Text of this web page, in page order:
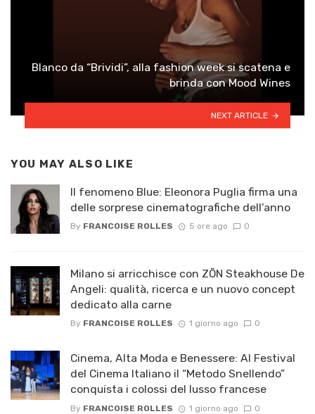
Blanco da “Brividi”, alla fashion week si scatena e
brinda con Mood Wines
NEXT ARTICLE
YOU MAY ALSO LIKE
Il fenomeno Blue: Eleonora Puglia firma una
delle sorprese cinematografiche dell’anno
By FRANCOISE ROLLES 5 ore ago 0
Milano si arricchisce con ZŌN Steakhouse De
Angeli: qualità, ricerca e un nuovo concept
dedicato alla carne
By FRANCOISE ROLLES 1 giorno ago 0
Cinema, Alta Moda e Benessere: Al Festival
del Cinema Italiano il “Metodo Snellendo”
conquista i colossi del lusso francese
By FRANCOISE ROLLES 1 giorno ago 0